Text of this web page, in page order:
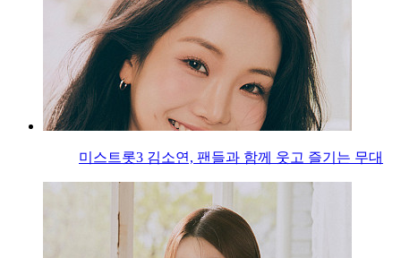
미스트롯3 김소연, 팬들과 함께 웃고 즐기는 무대